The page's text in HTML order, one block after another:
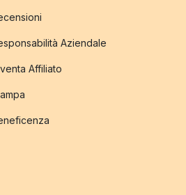
Aziendale
Affiliato